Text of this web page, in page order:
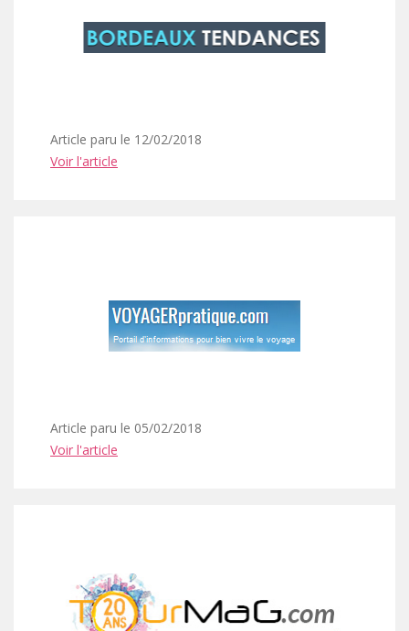
Article paru le 12/02/2018
Voir l'article
Article paru le 05/02/2018
Voir l'article